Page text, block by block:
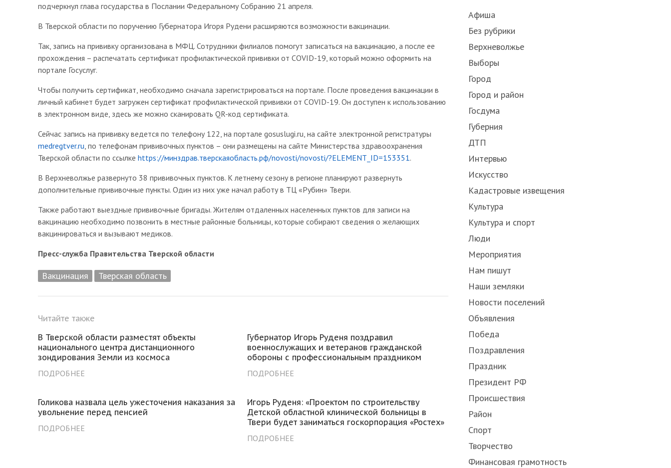
подчеркнул глава государства в Послании Федеральному Собранию 21 апреля.
В Тверской области по поручению Губернатора Игоря Рудени расширяются возможности вакцинации.
Так, запись на прививку организована в МФЦ. Сотрудники филиалов помогут записаться на вакцинацию, а после ее
прохождения – распечатать сертификат профилактической прививки от COVID-19, который можно оформить на
портале Госуслуг.
Чтобы получить сертификат, необходимо сначала зарегистрироваться на портале. После проведения вакцинации в
личный кабинет будет загружен сертификат профилактической прививки от COVID-19. Он доступен к использованию
в электронном виде, здесь же можно сканировать QR-код сертификата.
Сейчас запись на прививку ведется по телефону 122, на портале gosuslugi.ru, на сайте электронной регистратуры
medregtver.ru , по телефонам прививочных пунктов – они размещены на сайте Министерства здравоохранения
Тверской области по ссылке https://минздрав.тверскаяобласть.рф/novosti/novosti/?ELEMENT_ID=153351.
В Верхневолжье развернуто 38 прививочных пунктов. К летнему сезону в регионе планируют развернуть
дополнительные прививочные пункты. Один из них уже начал работу в ТЦ «Рубин» Твери.
Также работают выездные прививочные бригады. Жителям отдаленных населенных пунктов для записи на
вакцинацию необходимо позвонить в местные районные больницы, которые собирают сведения о желающих
вакцинироваться и вызывают медиков.
Пресс-служба Правительства Тверской области
Вакцинация Тверская область
Читайте также
В Тверской области разместят объекты
национального центра дистанционного
зондирования Земли из космоса
ПОДРОБНЕЕ
Губернатор Игорь Руденя поздравил
военнослужащих и ветеранов гражданской
обороны с профессиональным праздником
ПОДРОБНЕЕ
Голикова назвала цель ужесточения наказания за
увольнение перед пенсией
ПОДРОБНЕЕ
Игорь Руденя: «Проектом по строительству
Детской областной клинической больницы в
Твери будет заниматься госкорпорация «Ростех»
ПОДРОБНЕЕ
Афиша
Без рубрики
Верхневолжье
Выборы
Город
Город и район
Госдума
Губерния
ДТП
Интервью
Искусство
Кадастровые извещения
Культура
Культура и спорт
Люди
Мероприятия
Нам пишут
Наши земляки
Новости поселений
Объявления
Победа
Поздравления
Праздник
Президент РФ
Происшествия
Район
Спорт
Творчество
Финансовая грамотность